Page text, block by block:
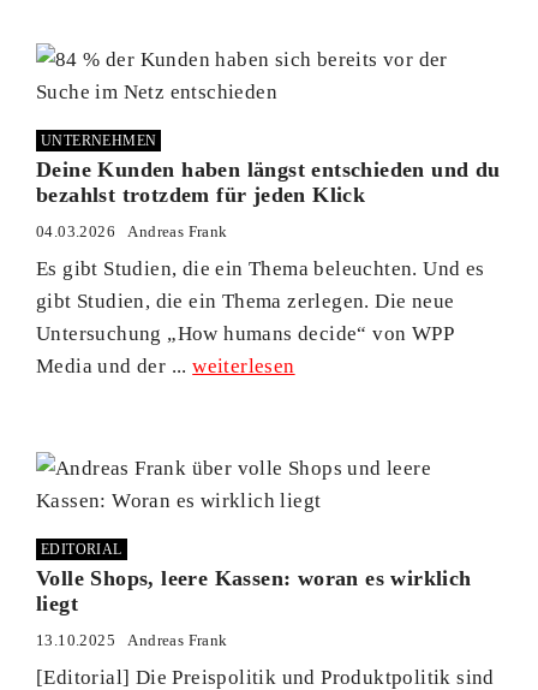
UNTERNEHMEN
Deine Kunden haben längst entschieden und du
bezahlst trotzdem für jeden Klick
04.03.2026 Andreas Frank
Es gibt Studien, die ein Thema beleuchten. Und es
gibt Studien, die ein Thema zerlegen. Die neue
Untersuchung „How humans decide“ von WPP
Media und der ...weiterlesen
EDITORIAL
Volle Shops, leere Kassen: woran es wirklich
liegt
13.10.2025 Andreas Frank
[Editorial] Die Preispolitik und Produktpolitik sind